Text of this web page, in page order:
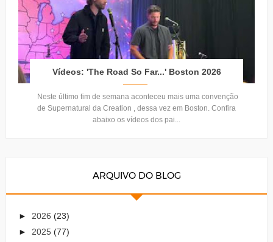
Vídeos: 'The Road So Far...' Boston 2026
Neste último fim de semana aconteceu mais uma convenção
de Supernatural da Creation , dessa vez em Boston. Confira
abaixo os vídeos dos pai...
ARQUIVO DO BLOG
► 2026 (23)
► 2025 (77)